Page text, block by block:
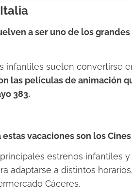
a ser uno de los
infantiles suelen convertirse
las películas de animación
383.
vacaciones son los
estrenos infantiles
adaptarse a distintos
Cáceres.